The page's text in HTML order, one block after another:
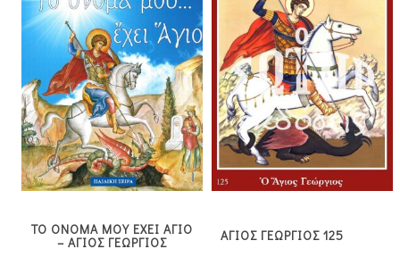
ΤΟ ΟΝΟΜΑ ΜΟΥ ΕΧΕΙ ΑΓΙΟ
– ΑΓΙΟΣ ΓΕΩΡΓΙΟΣ ΑΓΙΟΣ ΓΕΩΡΓΙΟΣ 125